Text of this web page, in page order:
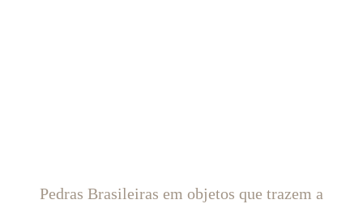
Pedras Brasileiras em objetos que trazem a